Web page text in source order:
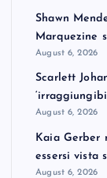
Shawn
Marquezine
August 6, 2026
Scarlett
August 6, 2026
Kaia Gerber
essersi vista
August 6, 2026